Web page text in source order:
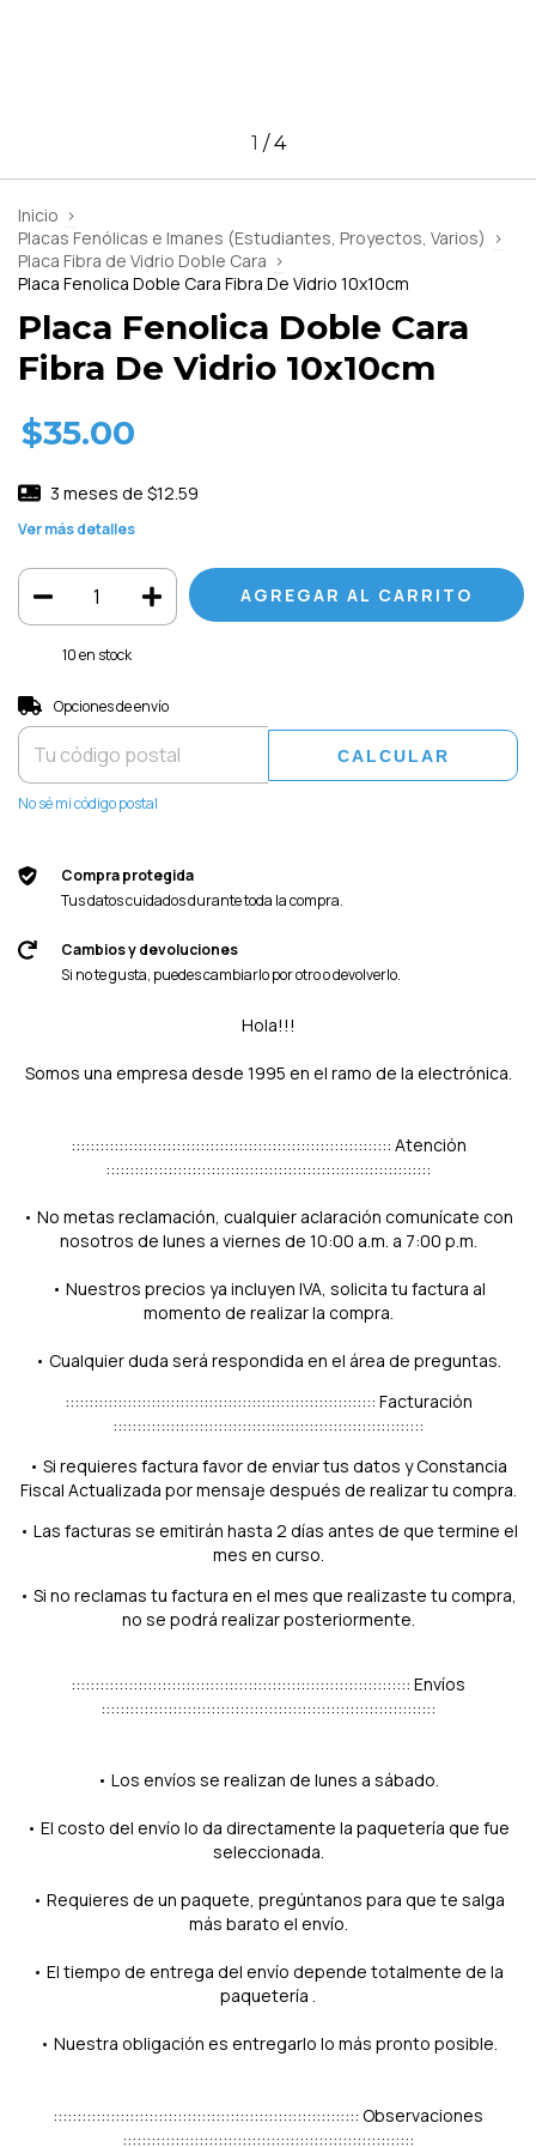
1 /4
Inicio >
Placas Fenólicas e Imanes (Estudiantes, Proyectos, Varios) >
Placa Fibra de Vidrio Doble Cara >
Placa Fenolica Doble Cara Fibra De Vidrio 10x10cm
Placa Fenolica Doble Cara
Fibra De Vidrio 10x10cm
$35.00
3 meses de $12.59
Ver más detalles
10en stock
Entregas para el CP:
Opciones de envío
CALCULAR
No sé mi código postal
Compra protegida
Tus datos cuidados durante toda la compra.
Cambios y devoluciones
Si no te gusta, puedes cambiarlo por otro o devolverlo.
Hola!!!
Somos una empresa desde 1995 en el ramo de la electrónica.
::::::::::::::::::::::::::::::::::::::::::::::::::::::::::::::::::: Atención
::::::::::::::::::::::::::::::::::::::::::::::::::::::::::::::::::::
• No metas reclamación, cualquier aclaración comunícate con
nosotros de lunes a viernes de 10:00 a.m. a 7:00 p.m.
• Nuestros precios ya incluyen IVA, solicita tu factura al
momento de realizar la compra.
• Cualquier duda será respondida en el área de preguntas.
::::::::::::::::::::::::::::::::::::::::::::::::::::::::::::::::: Facturación
:::::::::::::::::::::::::::::::::::::::::::::::::::::::::::::::::
• Si requieres factura favor de enviar tus datos y Constancia
Fiscal Actualizada por mensaje después de realizar tu compra.
• Las facturas se emitirán hasta 2 días antes de que termine el
mes en curso.
• Si no reclamas tu factura en el mes que realizaste tu compra,
no se podrá realizar posteriormente.
::::::::::::::::::::::::::::::::::::::::::::::::::::::::::::::::::::::: Envíos
::::::::::::::::::::::::::::::::::::::::::::::::::::::::::::::::::::::
• Los envíos se realizan de lunes a sábado.
• El costo del envío lo da directamente la paquetería que fue
seleccionada.
• Requieres de un paquete, pregúntanos para que te salga
más barato el envío.
• El tiempo de entrega del envío depende totalmente de la
paquetería .
• Nuestra obligación es entregarlo lo más pronto posible.
:::::::::::::::::::::::::::::::::::::::::::::::::::::::::::::::: Observaciones
:::::::::::::::::::::::::::::::::::::::::::::::::::::::::::::